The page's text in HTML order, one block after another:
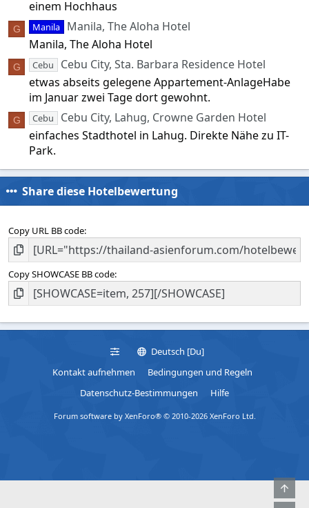
einem Hochhaus
G Manila
Manila, The Aloha Hotel
Manila, The Aloha Hotel
G Cebu
Cebu City, Sta. Barbara Residence Hotel
etwas abseits gelegene Appartement-AnlageHabe
im Januar zwei Tage dort gewohnt.
G Cebu
Cebu City, Lahug, Crowne Garden Hotel
einfaches Stadthotel in Lahug. Direkte Nähe zu IT-
Park.
Share diese Hotelbewertung
Copy URL BB code
Copy SHOWCASE BB code
Deutsch [Du]
Kontakt aufnehmen
Bedingungen und Regeln
Datenschutz-Bestimmungen
Hilfe
Forum software by XenForo® © 2010-2026 XenForo Ltd.